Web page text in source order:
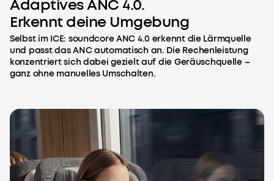
Adaptives ANC 4.0.
Erkennt deine Umgebung
Selbst im ICE: soundcore ANC 4.0 erkennt die Lärmquelle
und passt das ANC automatisch an. Die Rechenleistung
konzentriert sich dabei gezielt auf die Geräuschquelle –
ganz ohne manuelles Umschalten.